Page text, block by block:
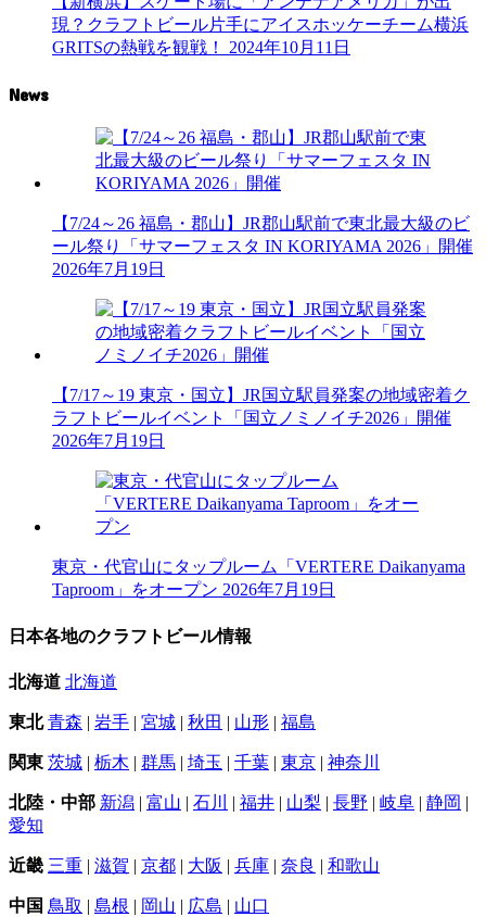
現？クラフトビール片手にアイスホッケーチーム横浜
GRITSの熱戦を観戦！
2024年10月11日
News
【7/24～26 福島・郡山】JR郡山駅前で東北最大級のビ
ール祭り「サマーフェスタ IN KORIYAMA 2026」開催
2026年7月19日
【7/17～19 東京・国立】JR国立駅員発案の地域密着ク
ラフトビールイベント「国立ノミノイチ2026」開催
2026年7月19日
東京・代官山にタップルーム「VERTERE Daikanyama
Taproom」をオープン 2026年7月19日
日本各地のクラフトビール情報
北海道 北海道
東北 青森 | 岩手 | 宮城 | 秋田 | 山形 | 福島
関東 茨城 | 栃木 | 群馬 | 埼玉 | 千葉 | 東京 | 神奈川
北陸・中部 新潟 | 富山 | 石川 | 福井 | 山梨 | 長野 | 岐阜 | 静岡 |
愛知
近畿 三重 | 滋賀 | 京都 | 大阪 | 兵庫 | 奈良 | 和歌山
中国 鳥取 | 島根 | 岡山 | 広島 | 山口